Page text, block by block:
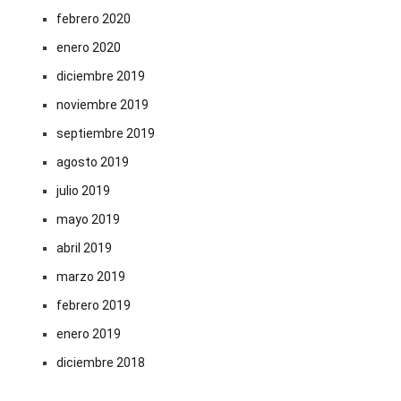
febrero 2020
enero 2020
diciembre 2019
noviembre 2019
septiembre 2019
agosto 2019
julio 2019
mayo 2019
abril 2019
marzo 2019
febrero 2019
enero 2019
diciembre 2018